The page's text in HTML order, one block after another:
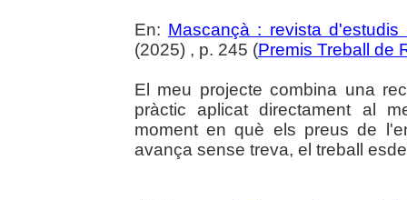
En: Mascançà : revista
(2025) , p. 245 (Premis Treball de
El meu projecte combina una
pràctic aplicat directament al
moment en què els preus de
avança sense treva, el treball